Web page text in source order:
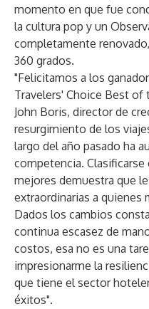
momento en que fue
la cultura pop y un
completamente
360 grados.
"Felicitamos a los
Travelers' Choice Best
John Boris, director de
resurgimiento de los
largo del año pasado ha
competencia.
mejores demuestra que
extraordinarias a quienes
Dados los cambios
continua escasez de
costos, esa no es una
impresionarme la
que tiene el sector
éxitos".